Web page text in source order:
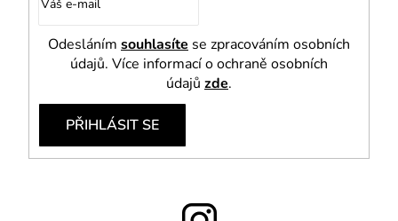
Odesláním souhlasíte se zpracováním osobních
údajů. Více informací o ochraně osobních
údajů zde.
PŘIHLÁSIT SE